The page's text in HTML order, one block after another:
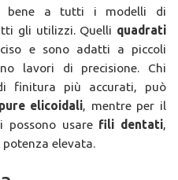
bene a tutti i modelli di
gli utilizzi. Quelli quadrati
e sono adatti a piccoli
lavori di precisione. Chi
finitura più accurati, può
elicoidali, mentre per il
usare fili dentati,
elevata.